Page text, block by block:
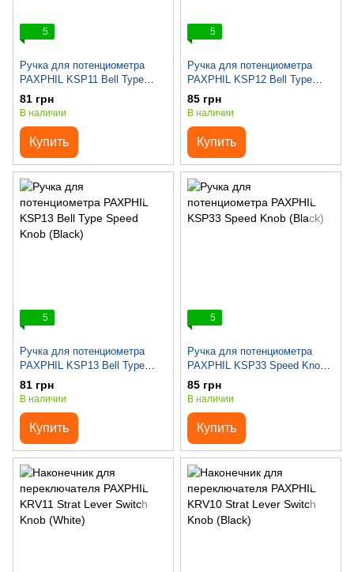
5
Ручка для потенциометра
PAXPHIL KSP11 Bell Type
Speed Knob (Gold)
81 грн
В наличии
Купить
5
Ручка для потенциометра
PAXPHIL KSP12 Bell Type
Speed Knob (Brown)
85 грн
В наличии
Купить
5
Ручка для потенциометра
PAXPHIL KSP13 Bell Type
Speed Knob (Black)
81 грн
В наличии
Купить
5
Ручка для потенциометра
PAXPHIL KSP33 Speed Knob
(Black)
85 грн
В наличии
Купить